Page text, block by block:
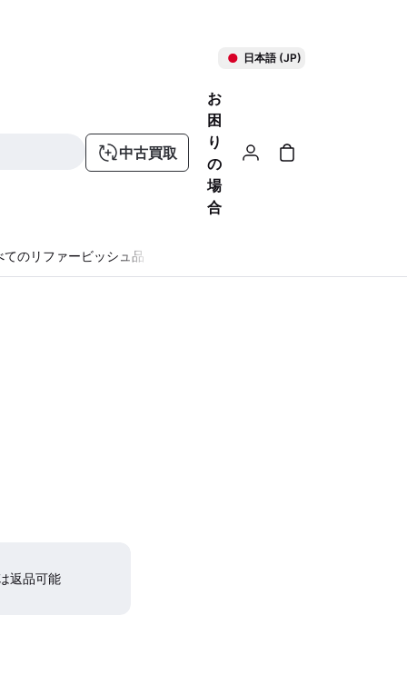
日本語 (JP)
中古買取
お
困
り
の
場
合
てのリファービッシュ品
返品可能